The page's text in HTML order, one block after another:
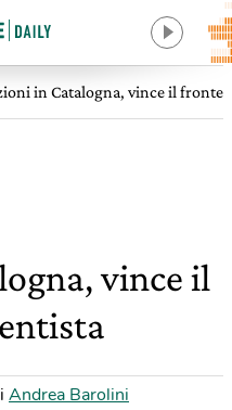
in Catalogna, vince il fronte
vince il
Andrea Barolini